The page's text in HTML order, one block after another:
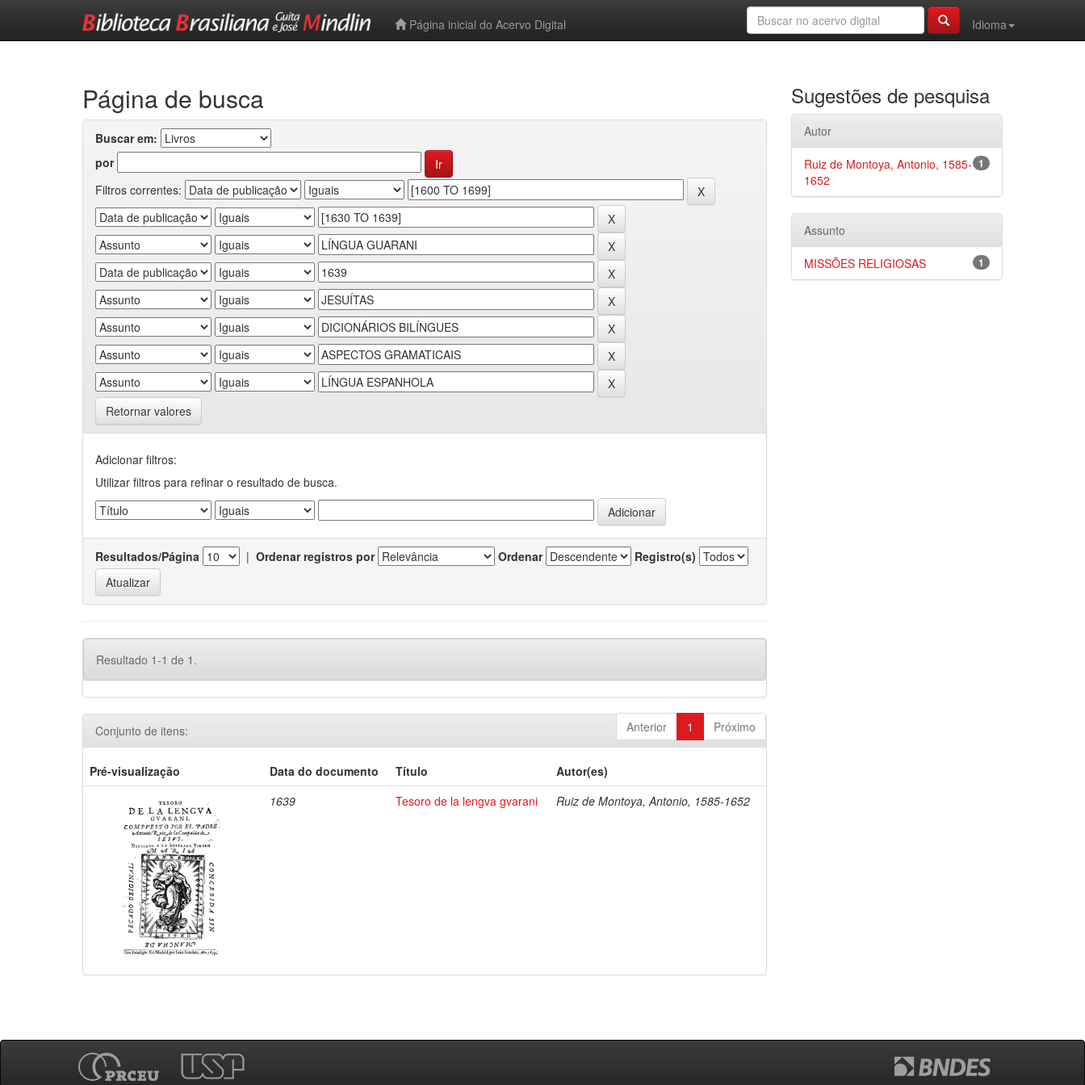
Página inicial do Acervo Digital
Idioma
Página de busca
Buscar em:
por
Filtros correntes:
Retornar valores
Adicionar filtros:
Utilizar filtros para refinar o resultado de busca.
Resultados/Página | Ordenar registros por Ordenar Registro(s)
Resultado 1-1 de 1.
Anterior 1 Próximo
Conjunto de itens:
Pré-visualização Data do documento Título
Autor(es)
1639
Tesoro de la lengva gvarani Ruiz de Montoya, Antonio, 1585-1652
Sugestões de pesquisa
Autor
1
Ruiz de Montoya, Antonio, 1585-
1652
Assunto
1
MISSÕES RELIGIOSAS